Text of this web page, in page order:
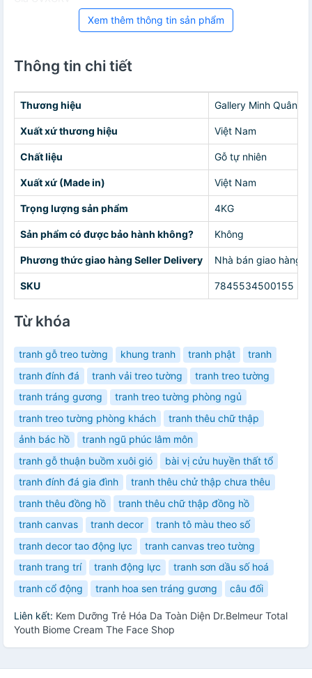
Xem thêm thông tin sản phẩm
Thông tin chi tiết
Thương hiệu Gallery Minh Quân
Xuất xứ thương hiệu Việt Nam
Chất liệu Gỗ tự nhiên
Xuất xứ (Made in) Việt Nam
Trọng lượng sản phẩm 4KG
Sản phẩm có được bảo hành không? Không
Phương thức giao hàng Seller Delivery Nhà bán giao hàng
SKU 7845534500155
Từ khóa
tranh gỗ treo tường khung tranh tranh phật
tranh
tranh đính đá
tranh vải treo tường
tranh treo tường
tranh tráng gương
tranh treo tường phòng ngủ
tranh treo tường phòng khách
tranh thêu chữ thập
ảnh bác hồ
tranh ngũ phúc lâm môn
tranh gỗ thuận buồm xuôi gió
bài vị cửu huyền thất tổ
tranh đính đá gia đình
tranh thêu chử thập chưa thêu
tranh thêu đồng hồ
tranh thêu chữ thập đồng hồ
tranh canvas
tranh decor
tranh tô màu theo số
tranh decor tao động lực
tranh canvas treo tường
tranh trang trí
tranh động lực
tranh sơn dầu số hoá
tranh cổ động
tranh hoa sen tráng gương câu đối
Liên kết: Kem Dưỡng Trẻ Hóa Da Toàn Diện Dr.Belmeur Total
Youth Biome Cream The Face Shop